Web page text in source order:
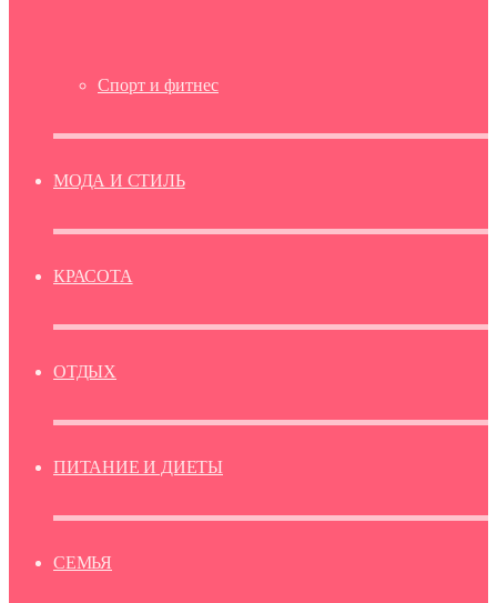
Спорт и фитнес
МОДА И СТИЛЬ
КРАСОТА
ОТДЫХ
ПИТАНИЕ И ДИЕТЫ
СЕМЬЯ